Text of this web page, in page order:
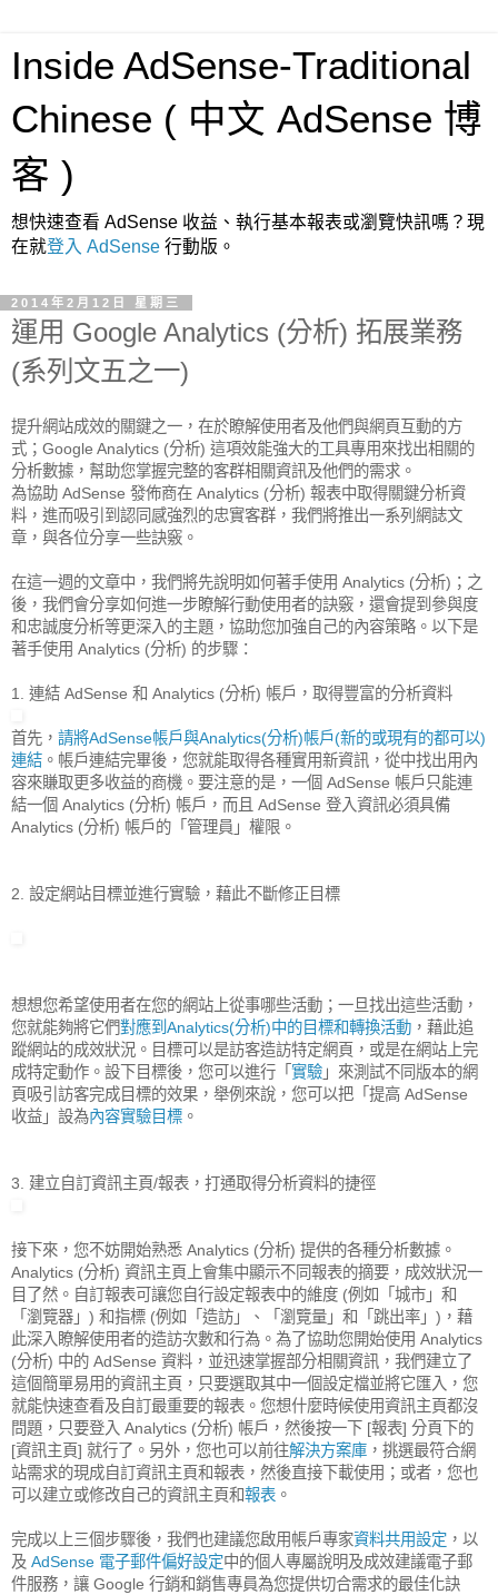
Inside AdSense-Traditional
Chinese ( 中文 AdSense 博
客 )
想快速查看 AdSense 收益、執行基本報表或瀏覽快訊嗎？現
在就登入 AdSense 行動版。
2014年2月12日 星期三
運用 Google Analytics (分析) 拓展業務
(系列文五之一)
提升網站成效的關鍵之一，在於瞭解使用者及他們與網頁互動的方
式；Google Analytics (分析) 這項效能強大的工具專用來找出相關的
分析數據，幫助您掌握完整的客群相關資訊及他們的需求。
為協助 AdSense 發佈商在 Analytics (分析) 報表中取得關鍵分析資
料，進而吸引到認同感強烈的忠實客群，我們將推出一系列網誌文
章，與各位分享一些訣竅。
在這一週的文章中，我們將先說明如何著手使用 Analytics (分析)；之
後，我們會分享如何進一步瞭解行動使用者的訣竅，還會提到參與度
和忠誠度分析等更深入的主題，協助您加強自己的內容策略。以下是
著手使用 Analytics (分析) 的步驟：
1. 連結 AdSense 和 Analytics (分析) 帳戶，取得豐富的分析資料
首先， 請將AdSense帳戶與Analytics(分析)帳戶(新的或現有的都可以)
連結 。帳戶連結完畢後，您就能取得各種實用新資訊，從中找出用內
容來賺取更多收益的商機。要注意的是，一個 AdSense 帳戶只能連
結一個 Analytics (分析) 帳戶，而且 AdSense 登入資訊必須具備
Analytics (分析) 帳戶的「管理員」權限。
2. 設定網站目標並進行實驗，藉此不斷修正目標
想想您希望使用者在您的網站上從事哪些活動；一旦找出這些活動，
您就能夠將它們對應到Analytics(分析)中的目標和轉換活動 ，藉此追
蹤網站的成效狀況。目標可以是訪客造訪特定網頁，或是在網站上完
成特定動作。設下目標後，您可以進行「實驗 」來測試不同版本的網
頁吸引訪客完成目標的效果，舉例來說，您可以把「提高 AdSense
收益」設為內容實驗目標 。
3. 建立自訂資訊主頁/報表，打通取得分析資料的捷徑
接下來，您不妨開始熟悉 Analytics (分析) 提供的各種分析數據。
Analytics (分析) 資訊主頁上會集中顯示不同報表的摘要，成效狀況一
目了然。自訂報表可讓您自行設定報表中的維度 (例如「城市」和
「瀏覽器」) 和指標 (例如「造訪」、「瀏覽量」和「跳出率」)，藉
此深入瞭解使用者的造訪次數和行為。為了協助您開始使用 Analytics
(分析) 中的 AdSense 資料，並迅速掌握部分相關資訊，我們建立了
這個簡單易用的資訊主頁，只要選取其中一個設定檔並將它匯入，您
就能快速查看及自訂最重要的報表。您想什麼時候使用資訊主頁都沒
問題，只要登入 Analytics (分析) 帳戶，然後按一下 [報表] 分頁下的
[資訊主頁] 就行了。另外，您也可以前往解決方案庫 ，挑選最符合網
站需求的現成自訂資訊主頁和報表，然後直接下載使用；或者，您也
可以建立或修改自己的資訊主頁和報表 。
完成以上三個步驟後，我們也建議您啟用帳戶專家資料共用設定 ，以
及 AdSense 電子郵件偏好設定中的個人專屬說明及成效建議電子郵
件服務，讓 Google 行銷和銷售專員為您提供切合需求的最佳化訣